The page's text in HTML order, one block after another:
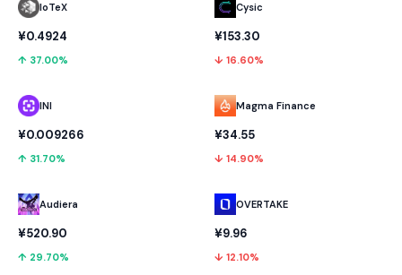
IoTeX
¥0.4924
↑ 37.00%
INI
¥0.009266
↑ 31.70%
Audiera
¥520.90
↑ 29.70%
Cysic
¥153.30
↓ 16.60%
Magma Finance
¥34.55
↓ 14.90%
OVERTAKE
¥9.96
↓ 12.10%